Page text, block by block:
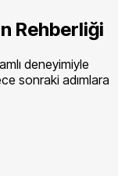
Rehberliği
deneyimiyle
sonraki adımlara